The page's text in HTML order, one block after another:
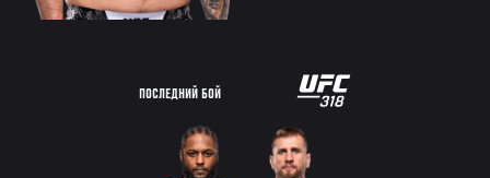
ПОСЛЕДНИЙ БОЙ